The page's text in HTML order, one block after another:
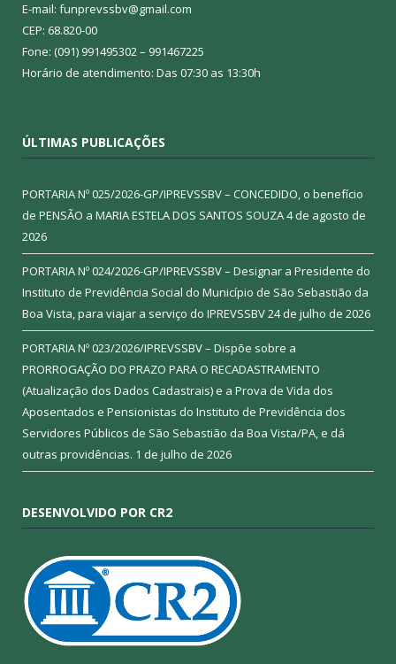
E-mail: funprevssbv@gmail.com
CEP: 68.820-00
Fone: (091) 991495302 – 991467225
Horário de atendimento: Das 07:30 as 13:30h
ÚLTIMAS PUBLICAÇÕES
PORTARIA Nº 025/2026-GP/IPREVSSBV – CONCEDIDO, o benefício
de PENSÃO a MARIA ESTELA DOS SANTOS SOUZA4 de agosto de
2026
PORTARIA Nº 024/2026-GP/IPREVSSBV – Designar a Presidente do
Instituto de Previdência Social do Município de São Sebastião da
Boa Vista, para viajar a serviço do IPREVSSBV24 de julho de 2026
PORTARIA Nº 023/2026/IPREVSSBV – Dispõe sobre a
PRORROGAÇÃO DO PRAZO PARA O RECADASTRAMENTO
(Atualização dos Dados Cadastrais) e a Prova de Vida dos
Aposentados e Pensionistas do Instituto de Previdência dos
Servidores Públicos de São Sebastião da Boa Vista/PA, e dá
outras providências. 1 de julho de 2026
DESENVOLVIDO POR CR2